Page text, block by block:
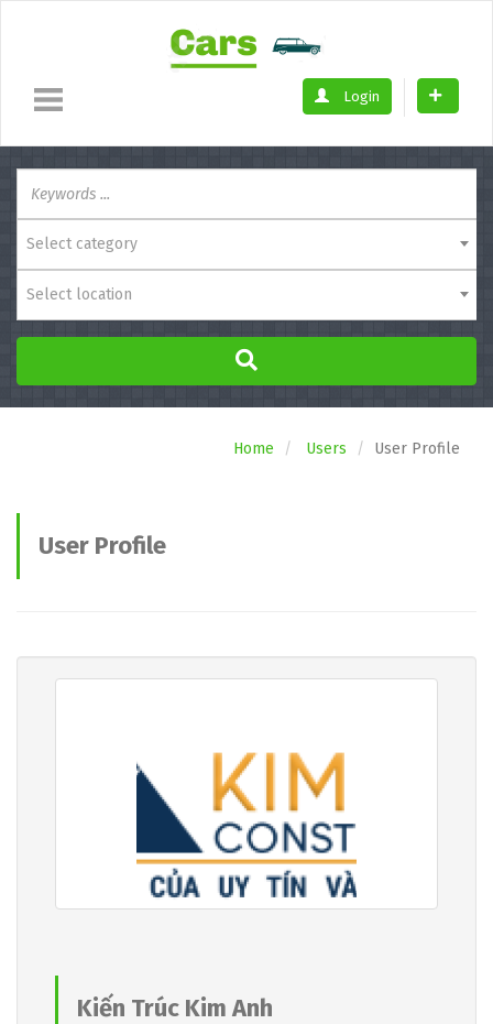
Login
Select category
Select location
Home Users User Profile
User Profile
Kiến Trúc Kim Anh